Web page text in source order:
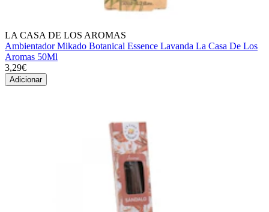
LA CASA DE LOS AROMAS
Ambientador Mikado Botanical Essence Lavanda La Casa De Los
Aromas 50Ml
3,29€
Adicionar